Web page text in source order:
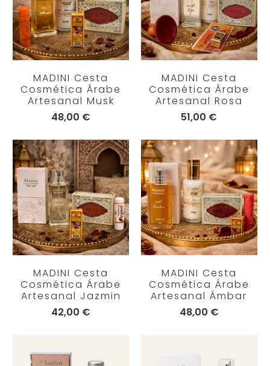
MADINI Cesta
Cosmética Árabe
Artesanal Musk
48,00 €
MADINI Cesta
Cosmética Árabe
Artesanal Rosa
51,00 €
MADINI Cesta
Cosmética Árabe
Artesanal Jazmin
42,00 €
MADINI Cesta
Cosmética Árabe
Artesanal Ámbar
48,00 €